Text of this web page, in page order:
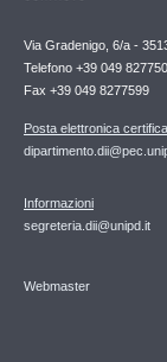
Via Gradenigo, 6/a -
Telefono +39 049
Fax +39 049 8277599
Posta elettronica
Informazioni
segreteria.dii@unipd.it
Webmaster